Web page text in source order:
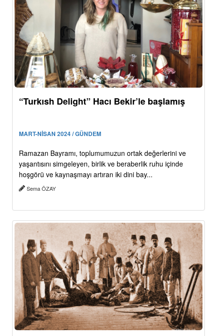
“Turkısh Delight” Hacı Bekir’le başlamış
MART-NİSAN 2024 / GÜNDEM
Ramazan Bayramı, toplumumuzun ortak değerlerini ve
yaşantısını simgeleyen, birlik ve beraberlik ruhu içinde
hoşgörü ve kaynaşmayı artıran iki dini bay...
Sema ÖZAY